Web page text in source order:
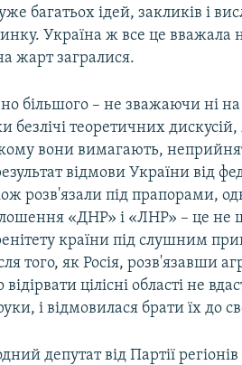
багатьох ідей, закликів і
Україна ж все це
жарт загралися.
більшого – не зважаючи ні
безлічі теоретичних
вони вимагають,
відмови України від
розв'язали під прапорами,
«ДНР» і «ЛНР» – це не
країни під слушним
того, як Росія, розв'язавши
цілісні області не
і відмовилася брати їх до
депутат від Партії регіонів